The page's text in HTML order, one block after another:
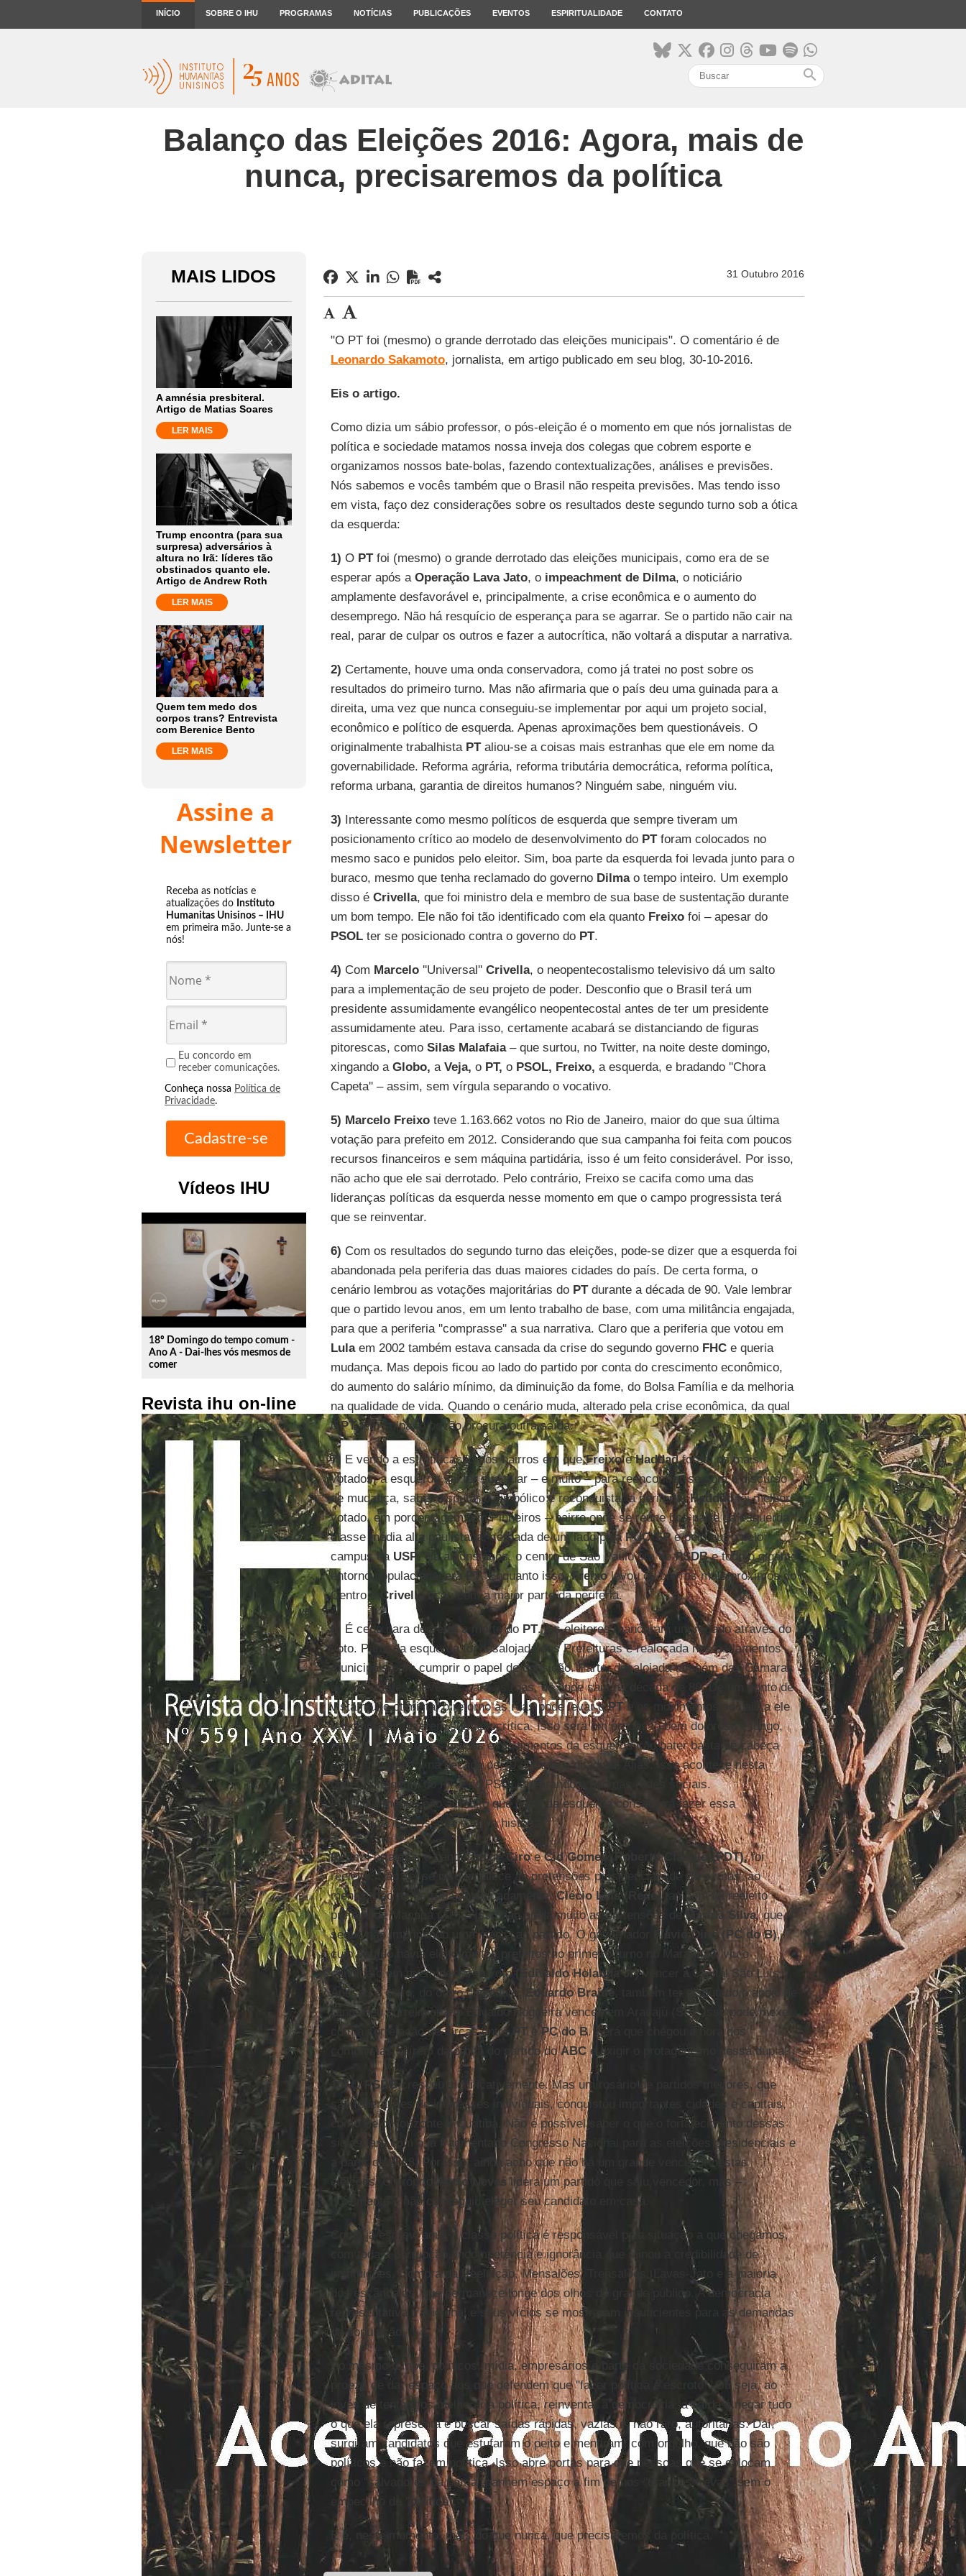
INÍCIO SOBRE O IHU PROGRAMAS NOTÍCIAS PUBLICAÇÕES EVENTOS ESPIRITUALIDADE CONTATO
search
Balanço das Eleições 2016: Agora, mais de
nunca, precisaremos da política
MAIS LIDOS
A amnésia presbiteral.
Artigo de Matias Soares
LER MAIS
Trump encontra (para sua
surpresa) adversários à
altura no Irã: líderes tão
obstinados quanto ele.
Artigo de Andrew Roth
LER MAIS
Quem tem medo dos
corpos trans? Entrevista
com Berenice Bento
LER MAIS
Assine a
Newsletter
Receba as notícias e
atualizações do Instituto
Humanitas Unisinos – IHU
em primeira mão. Junte-se a
nós!
Eu concordo em
receber comunicações.
Conheça nossa Política de
Privacidade.
Vídeos IHU
play_circle_outline
18º Domingo do tempo comum -
Ano A - Dai-lhes vós mesmos de
comer
Revista ihu on-line
31 Outubro 2016
"O PT foi (mesmo) o grande derrotado das eleições municipais". O comentário é de
Leonardo Sakamoto, jornalista, em artigo publicado em seu blog, 30-10-2016.
Eis o artigo.
Como dizia um sábio professor, o pós-eleição é o momento em que nós jornalistas de
política e sociedade matamos nossa inveja dos colegas que cobrem esporte e
organizamos nossos bate-bolas, fazendo contextualizações, análises e previsões.
Nós sabemos e vocês também que o Brasil não respeita previsões. Mas tendo isso
em vista, faço dez considerações sobre os resultados deste segundo turno sob a ótica
da esquerda:
1) O PTfoi (mesmo) o grande derrotado das eleições municipais, como era de se
esperar após a Operação Lava Jato, o impeachment de Dilma, o noticiário
amplamente desfavorável e, principalmente, a crise econômica e o aumento do
desemprego. Não há resquício de esperança para se agarrar. Se o partido não cair na
real, parar de culpar os outros e fazer a autocrítica, não voltará a disputar a narrativa.
2) Certamente, houve uma onda conservadora, como já tratei no post sobre os
resultados do primeiro turno. Mas não afirmaria que o país deu uma guinada para a
direita, uma vez que nunca conseguiu-se implementar por aqui um projeto social,
econômico e político de esquerda. Apenas aproximações bem questionáveis. O
originalmente trabalhista PTaliou-se a coisas mais estranhas que ele em nome da
governabilidade. Reforma agrária, reforma tributária democrática, reforma política,
reforma urbana, garantia de direitos humanos? Ninguém sabe, ninguém viu.
3) Interessante como mesmo políticos de esquerda que sempre tiveram um
posicionamento crítico ao modelo de desenvolvimento do PTforam colocados no
mesmo saco e punidos pelo eleitor. Sim, boa parte da esquerda foi levada junto para o
buraco, mesmo que tenha reclamado do governo Dilmao tempo inteiro. Um exemplo
disso é Crivella, que foi ministro dela e membro de sua base de sustentação durante
um bom tempo. Ele não foi tão identificado com ela quanto Freixofoi – apesar do
PSOLter se posicionado contra o governo do PT.
4) Com Marcelo''Universal'' Crivella, o neopentecostalismo televisivo dá um salto
para a implementação de seu projeto de poder. Desconfio que o Brasil terá um
presidente assumidamente evangélico neopentecostal antes de ter um presidente
assumidamente ateu. Para isso, certamente acabará se distanciando de figuras
pitorescas, como Silas Malafaia– que surtou, no Twitter, na noite deste domingo,
xingando a Globo, a Veja, o PT, o PSOL, Freixo, a esquerda, e bradando ''Chora
Capeta'' – assim, sem vírgula separando o vocativo.
5) Marcelo Freixoteve 1.163.662 votos no Rio de Janeiro, maior do que sua última
votação para prefeito em 2012. Considerando que sua campanha foi feita com poucos
recursos financeiros e sem máquina partidária, isso é um feito considerável. Por isso,
não acho que ele sai derrotado. Pelo contrário, Freixo se cacifa como uma das
lideranças políticas da esquerda nesse momento em que o campo progressista terá
que se reinventar.
6) Com os resultados do segundo turno das eleições, pode-se dizer que a esquerda foi
abandonada pela periferia das duas maiores cidades do país. De certa forma, o
cenário lembrou as votações majoritárias do PTdurante a década de 90. Vale lembrar
que o partido levou anos, em um lento trabalho de base, com uma militância engajada,
para que a periferia ''comprasse'' a sua narrativa. Claro que a periferia que votou em
Lulaem 2002 também estava cansada da crise do segundo governo FHCe queria
mudança. Mas depois ficou ao lado do partido por conta do crescimento econômico,
do aumento do salário mínimo, da diminuição da fome, do Bolsa Família e da melhoria
na qualidade de vida. Quando o cenário muda, alterado pela crise econômica, da qual
oPTtem culpa, o povão procura outra saída.
7) E vendo a estratificação dos bairros em queFreixoeHaddadforam os mais
votados, a esquerda vai ter que suar – e muito – para reencontrar-se com o discurso
de mudança, saber disputar o simbólico e reconquistar a periferia.Haddadfoi melhor
votado, em porcentagem, em Pinheiros – bairro onde se reúne boa parte da esquerda
classe média alta paulistana, cercada de um lado pelaPUC-SPe pelo outro pelo
campus da USP . Há alguns anos, o centro de São Paulo era doPSDBe todo o gigante
entorno populacional era
PT. Enquanto isso,Freixolevou os bairros mais próximos do
Centro eCrivella ficou com a maior parte da periferia.
8) É cedo para decretar a morte do PT. Os eleitores mandaram um recado através do
voto. Parte da esquerda foi desalojada das Prefeituras e realocada nos parlamentos
municipais para cumprir o papel de oposição. Parte, desalojada também das Câmaras
de Vereadores, deverá ir para as ruas, de onde saiu na década de 80. De um ponto de
vista muito otimista, o retorno às ruas pode levar oPTe os movimentos sociais a ele
relacionados fazerem sua autocrítica. Isso será um processo bem doloroso e longo,
em que os diferentes grupos e movimentos da esquerda irão bater bastante cabeça
entre si, como foi na década de 70 durante a ditadura. Aliás, isso acontece nesta
noite, com gente do PT e do PSOL quebrando o pau nas redes sociais.
Particularmente, não acredito que parte da esquerda conseguirá fazer essa
autocrítica. Mas isso já é outra historia
9)Em Fortaleza, o candidato deCiroeCid Gomes, Roberto Cláudio (PDT),foi
reeleito. Não sei se isso fortalece as pretensões presidenciais de Ciro , mas, ao
menos, não as derruba antecipadamente.Clécio Luís (Rede)também foi reeleito
prefeito de Macapá (AP) – isso não ajuda muito as pretensões deMarina Silva, que
segue não imprimindo uma marca ao partido. O governador
Flávio Dino (PC do B),
cujo partido havia eleito muitos prefeitos no primeiro turno no Maranhão, viu o
candidato em quem declarou voto(Edivaldo Holanda Jr)vencer a capital São Luís.
Apesar, é claro, do outro candidato,
Eduardo Braide , também ter disputado o apoio de
Dino. Seu correligionário Edvaldo Nogueira venceu em Aracaju (SE). Isso pode mexer
com a correlação de forças entre PTePC do B. Será que chegou a hora dos
comunistas saírem da órbita do partido doABCe exigir o protagonismo dessa dupla?
10) O PSDBcresceu significativamente. Mas um rosário de partidos menores, que
são federações de interesses individuais, conquistou importantes cidades e capitais,
como Belo Horizonte e Curitiba. Não é possível saber o que o fortalecimento dessas
siglas fará com o já fragmentado Congresso Nacional para as eleições presidenciais e
a partir de 2018. Por isso, ainda acho que não há um grande vencedor nestas
eleições. O próprio
Aécio Neveslidera um partido que saiu vencedor, mas –
novamente – não conseguiu eleger seu candidato em casa.
Como já escrevi aqui, a classe política é responsável pela situação a que chegamos,
com toda a corrupção, incompetência e ignorância que minou a credibilidade de
instituições. Compra da Reeleição, Mensalões, Trensalões, Lavas-Jato e a maioria
dos escândalos, que permanece longe dos olhos do grande público. A democracia
representativa tradicional e seus vícios se mostraram insuficientes para as demandas
da população.
Ao mesmo tempo, políticos, mídia, empresários e parte da sociedade conseguiram a
proeza de dar espaço aos que defendem que ''fazer política é escroto''. Ou seja, ao
invés de tentarmos melhorar a política, reinventar a democracia, a saída é negar tudo
o que ela representa e buscar saídas rápidas, vazias e, não raro, autoritárias. Daí,
surgiram candidatos que estufaram o peito e mentiram, com orgulho, que não são
políticos e não fazem política. Isso abre portas para que pessoas que se colocam
como ''salvadores da pátria'' ganhem espaço a fim de nos ''tirar das trevas'' sem o
empecilho da ''política''.
E é, neste momento, mais do que nunca, que precisaremos da política.